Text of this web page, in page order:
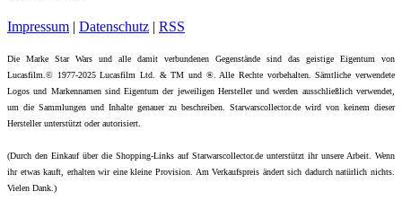
Impressum | Datenschutz | RSS
Die Marke Star Wars und alle damit verbundenen Gegenstände sind das geistige Eigentum von
Lucasfilm.© 1977-2025 Lucasfilm Ltd. & TM und ®. Alle Rechte vorbehalten. Sämtliche verwendete
Logos und Markennamen sind Eigentum der jeweiligen Hersteller und werden ausschließlich verwendet,
um die Sammlungen und Inhalte genauer zu beschreiben. Starwarscollector.de wird von keinem dieser
Hersteller unterstützt oder autorisiert.
(Durch den Einkauf über die Shopping-Links auf Starwarscollector.de unterstützt ihr unsere Arbeit. Wenn
ihr etwas kauft, erhalten wir eine kleine Provision. Am Verkaufspreis ändert sich dadurch natürlich nichts.
Vielen Dank.)